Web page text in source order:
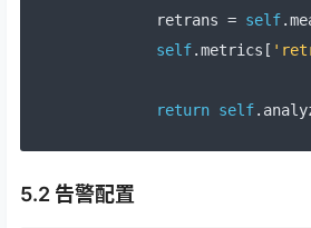
        retrans
= self.
self.metrics [
return self.
5.2 告警配置